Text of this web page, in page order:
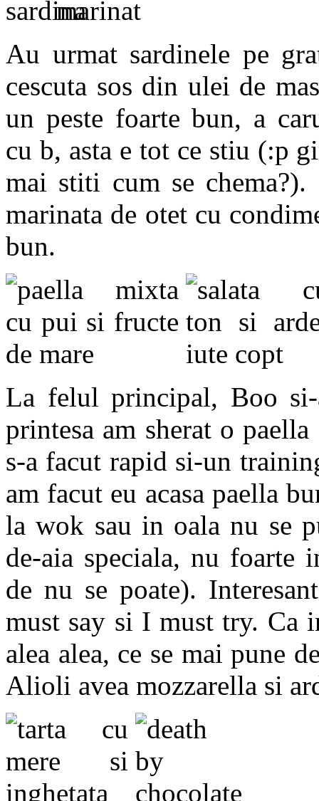
Au urmat sardinele pe
cescuta sos din ulei de
un peste foarte bun, a
cu b, asta e tot ce stiu (:p
mai stiti cum se
marinata de otet cu
bun.
La felul principal, Boo
printesa am sherat o
s-a facut rapid si-un
am facut eu acasa paella
la wok sau in oala nu se
de-aia speciala, nu foarte
de nu se poate).
must say si I must try. Ca
alea alea, ce se mai pune
Alioli avea mozzarella si